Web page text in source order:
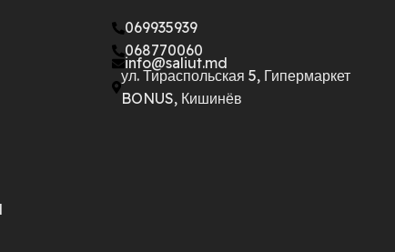
069935939
068770060
info@saliut.md
ул. Тираспольская 5, Гипермаркет
BONUS, Кишинёв